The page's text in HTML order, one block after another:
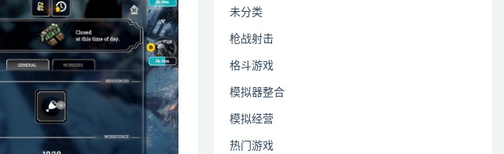
未分类
枪战射击
格斗游戏
模拟器整合
模拟经营
热门游戏